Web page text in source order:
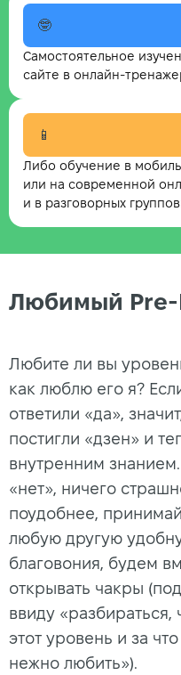
🤓
Самостоятельное
сайте в онлайн-
📱
Либо обучение в
или на современной
и в разговорных
Любимый
Любите ли вы
как люблю его я?
ответили «да»,
постигли «дзен» и
внутренним
«нет», ничего
поудобнее,
любую другую
благовония, будем
открывать чакры
ввиду
этот уровень и за
нежно любить»).